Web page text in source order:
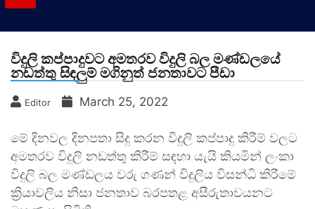
විදුලි කප්පාදුවට අමතරව විදුලි බල මණ්ඩලයේ
නඩත්තු සිඳලුම් මගිනුත් ජනතාවට පීඩා
Editor March 25, 2022
මේ දිනවල දිනපතා සිදු කරන විදුලි කප්පාදු කිරීම් වලට
අමතරව විදුලි නඩත්තු කිරීම් සඳහා යැයි කියමින් ලංකා
විදුලි බල මණ්ඩලය වරු ගණන් විදුලිය විසන්ධි කිරීමේ
ක්‍රියාවලිය නිසා ජනතාව බරපතළ අසීරුතාවයනට